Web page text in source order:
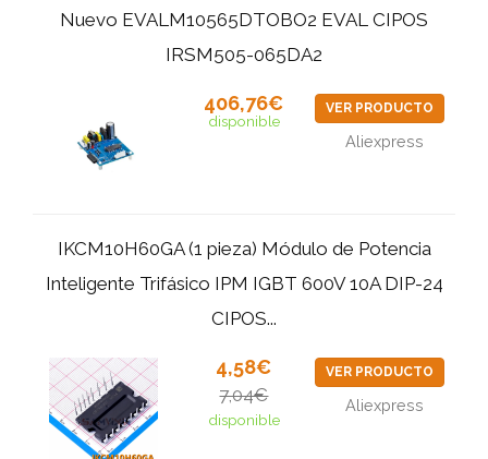
Nuevo EVALM10565DTOBO2 EVAL CIPOS
IRSM505-065DA2
406,76€
disponible
VER PRODUCTO
Aliexpress
IKCM10H60GA (1 pieza) Módulo de Potencia
Inteligente Trifásico IPM IGBT 600V 10A DIP-24
CIPOS...
4,58€
7,04€
disponible
VER PRODUCTO
Aliexpress